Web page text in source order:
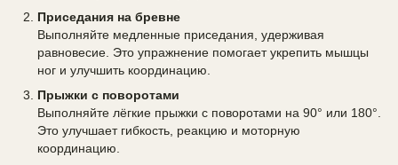
Приседания на бревне
Выполняйте медленные приседания, удерживая
равновесие. Это упражнение помогает укрепить мышцы
ног и улучшить координацию.
Прыжки с поворотами
Выполняйте лёгкие прыжки с поворотами на 90° или 180°.
Это улучшает гибкость, реакцию и моторную
координацию.